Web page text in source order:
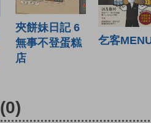
夾餅妹日記 6
無事不登蛋糕
店
乞客
(0)